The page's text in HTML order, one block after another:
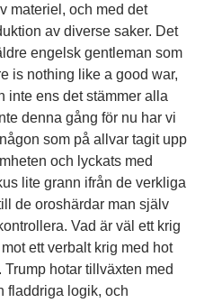
materiel, och med det
av diverse saker. Det
engelsk gentleman som
is nothing like a good war,
inte ens det stämmer alla
denna gång för nu har vi
som på allvar tagit upp
och lyckats med
lite grann ifrån de verkliga
de oroshärdar man själv
Vad är väl ett krig
ett verbalt krig med hot
hotar tillväxten med
fladdriga logik, och